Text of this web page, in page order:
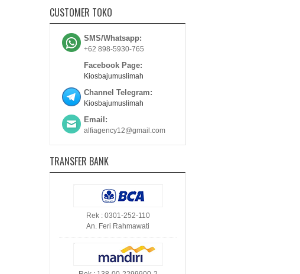
CUSTOMER TOKO
SMS/Whatsapp:
+62 898-5930-765
Facebook Page:
Kiosbajumuslimah
Channel Telegram:
Kiosbajumuslimah
Email:
alfiagency12@gmail.com
TRANSFER BANK
Rek : 0301-252-110
An. Feri Rahmawati